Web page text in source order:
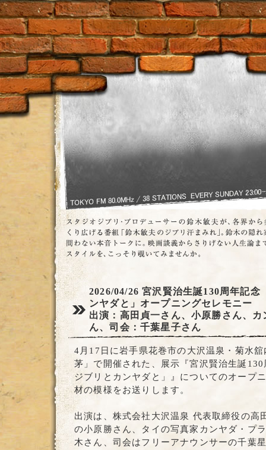
2026/04/26宮沢賢治生誕130周年記念
ンヤダと」オープニングセレモニー
出演：高田貞一さん、小原勝さん、
ん、司会：千葉星子さん
4月17日に岩手県花巻市の大沢温泉・菊水
茅」で開催された、展示『宮沢賢治生誕
ジブリとカンヤダと」』についてのオープ
材の模様をお送りします。
出演は、株式会社大沢温泉 代表取締役の高
の小原勝さん、タイの写真家カンヤダ・プ
木さん、司会はフリーアナウンサーの千葉